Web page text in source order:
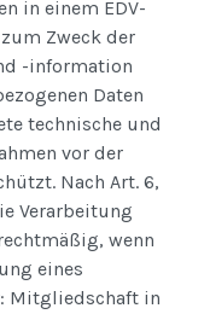
in einem EDV-
Zweck der
-information
Daten
technische und
vor der
Nach Art. 6,
Verarbeitung
wenn
eines
Mitgliedschaft in